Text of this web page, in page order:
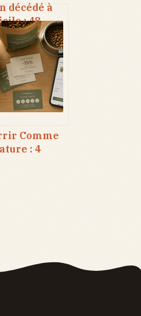
décédé à
: 48
pour agir,
légal et
de
Comme
: 4